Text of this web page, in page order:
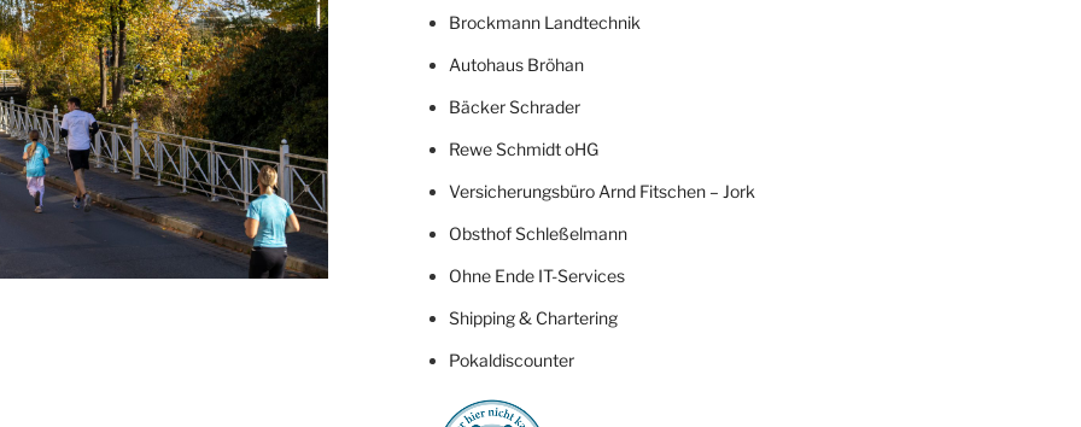
Brockmann Landtechnik
Autohaus Bröhan
Bäcker Schrader
Rewe Schmidt oHG
Versicherungsbüro Arnd Fitschen – Jork
Obsthof Schleßelmann
Ohne Ende IT-Services
Shipping & Chartering
Pokaldiscounter